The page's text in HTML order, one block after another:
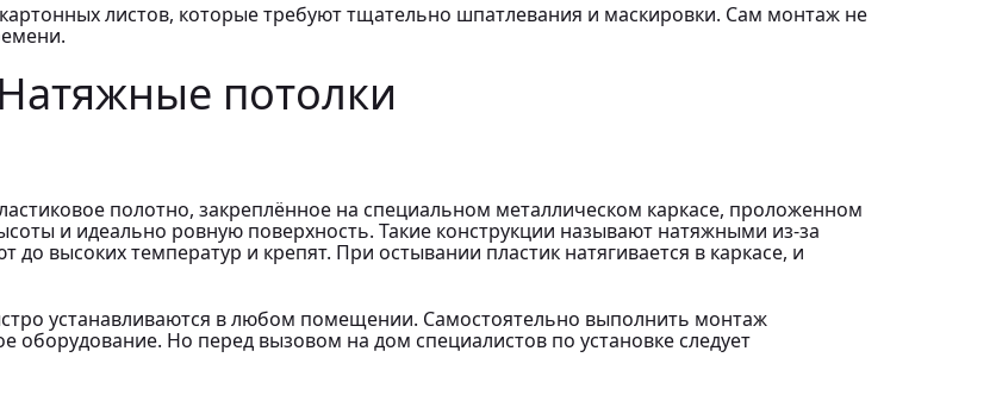
листов, которые требуют тщательно шпатлевания и маскировки. Сам монтаж не
Натяжные потолки
полотно, закреплённое на специальном металлическом каркасе, проложенном
и идеально ровную поверхность. Такие конструкции называют натяжными из-за
высоких температур и крепят. При остывании пластик натягивается в каркасе, и
устанавливаются в любом помещении. Самостоятельно выполнить монтаж
оборудование. Но перед вызовом на дом специалистов по установке следует